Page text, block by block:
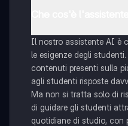
Il nostro assistente AI è
le esigenze degli
contenuti presenti sulla
agli studenti risposte
Ma non si tratta solo di
di guidare gli studenti
quotidiane di studio, con